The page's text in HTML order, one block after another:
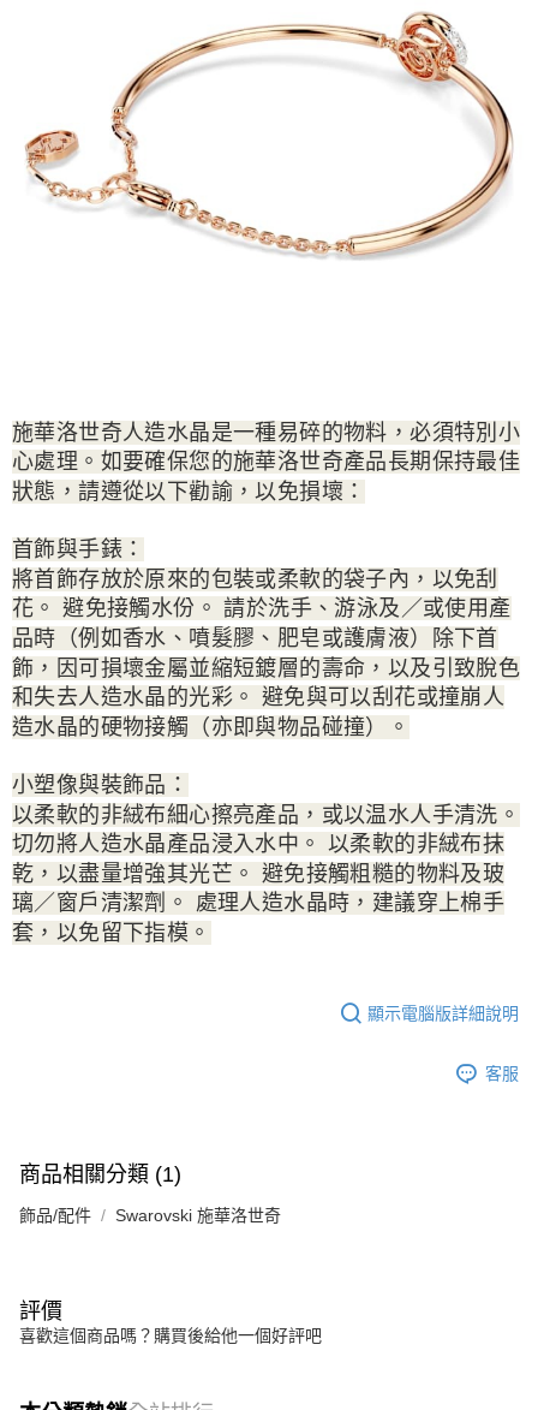
施華洛世奇人造水晶是一種易碎的物料，必須特別小
心處理。如要確保您的施華洛世奇產品長期保持最佳
狀態，請遵從以下勸諭，以免損壞：
首飾與手錶：
將首飾存放於原來的包裝或柔軟的袋子內，以免刮
花。 避免接觸水份。 請於洗手、游泳及／或使用產
品時（例如香水、噴髮膠、肥皂或護膚液）除下首
飾，因可損壞金屬並縮短鍍層的壽命，以及引致脫色
和失去人造水晶的光彩。 避免與可以刮花或撞崩人
造水晶的硬物接觸（亦即與物品碰撞）。
小塑像與裝飾品：
以柔軟的非絨布細心擦亮產品，或以温水人手清洗。
切勿將人造水晶產品浸入水中。 以柔軟的非絨布抹
乾，以盡量增強其光芒。 避免接觸粗糙的物料及玻
璃／窗戶清潔劑。 處理人造水晶時，建議穿上棉手
套，以免留下指模。
顯示電腦版詳細說明
客服
商品相關分類 (1)
飾品/配件 Swarovski 施華洛世奇
評價
喜歡這個商品嗎？購買後給他一個好評吧